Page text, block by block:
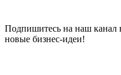
Подпишитесь на наш канал
новые бизнес-идеи!